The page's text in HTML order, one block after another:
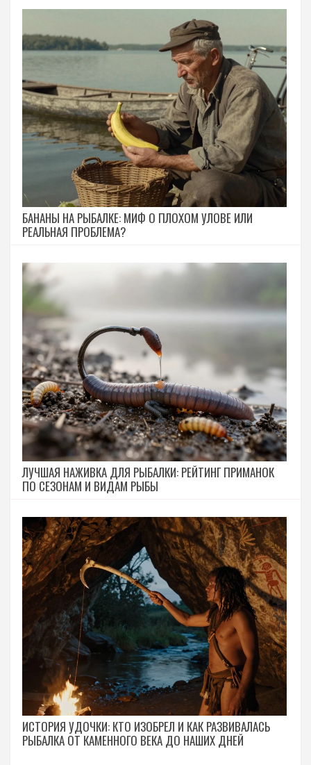
БАНАНЫ НА РЫБАЛКЕ: МИФ О ПЛОХОМ УЛОВЕ ИЛИ
РЕАЛЬНАЯ ПРОБЛЕМА?
ЛУЧШАЯ НАЖИВКА ДЛЯ РЫБАЛКИ: РЕЙТИНГ ПРИМАНОК
ПО СЕЗОНАМ И ВИДАМ РЫБЫ
ИСТОРИЯ УДОЧКИ: КТО ИЗОБРЕЛ И КАК РАЗВИВАЛАСЬ
РЫБАЛКА ОТ КАМЕННОГО ВЕКА ДО НАШИХ ДНЕЙ